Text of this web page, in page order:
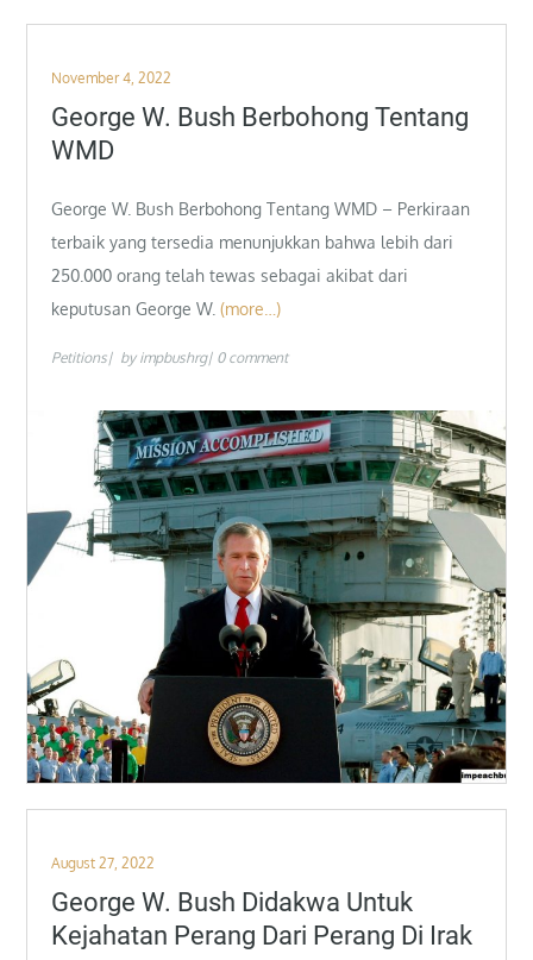
Posted
on
November 4, 2022
George W. Bush Berbohong Tentang
WMD
George W. Bush Berbohong Tentang WMD – Perkiraan
terbaik yang tersedia menunjukkan bahwa lebih dari
250.000 orang telah tewas sebagai akibat dari
keputusan George W. (more…)
Petitions by impbushrg 0 comment
Posted
on
August 27, 2022
George W. Bush Didakwa Untuk
Kejahatan Perang Dari Perang Di Irak